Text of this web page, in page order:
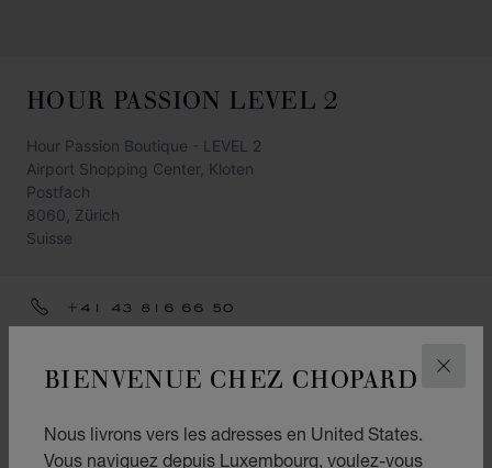
BIENVENUE CHEZ CHOPARD
Nous livrons vers les adresses en United States.
Vous naviguez depuis Luxembourg, voulez-vous
HOUR PASSION LEVEL 2
Hour Passion Boutique - LEVEL 2
Airport Shopping Center, Kloten
Postfach
8060, Zürich
Suisse
+41 43 816 66 50
ITINÉRAIRE
CATÉGORIES